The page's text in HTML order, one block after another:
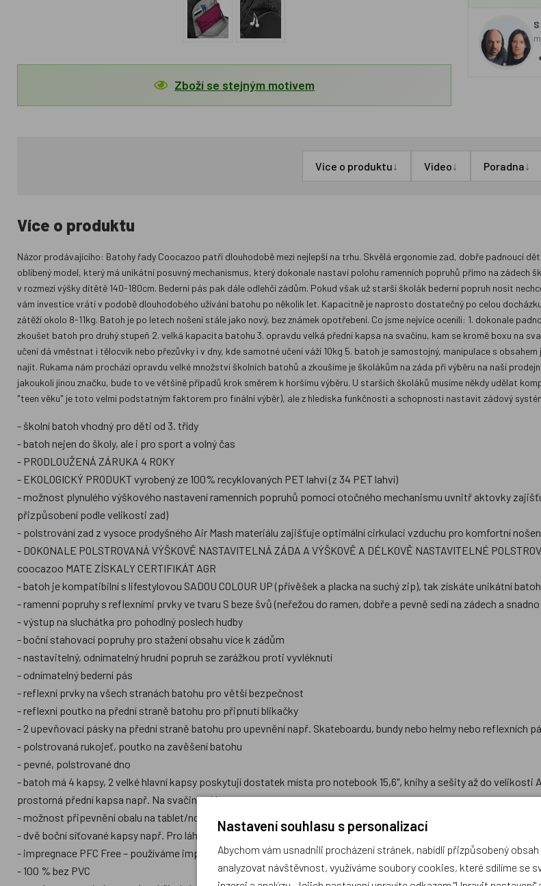
Zboží se stejným motivem
Více o produktu↓ Video↓ Poradna↓
Více o produktu
Názor prodávajícího: Batohy řady Coocazoo patří dlouhodobě mezi nejlepší na trhu. Skvělá ergonomie zad, dobře padnoucí
oblíbený model, který má unikátní posuvný mechanismus, který dokonale nastaví polohu ramenních popruhů přímo na zádech
v rozmezí výšky dítětě 140-180cm. Bederní pás pak dále odlehčí zádům. Pokud však už starší školák bederní popruh nosit
vám investice vrátí v podobě dlouhodobého užívání batohu po několik let. Kapacitně je naprosto dostatečný po celou
zátěží okolo 8-11kg. Batoh je po letech nošení stále jako nový, bez známek opotřebení. Co jsme nejvíce ocenili: 1. dokonale
zkoušet batoh pro druhý stupeň 2. velká kapacita batohu 3. opravdu velká přední kapsa na svačinu, kam se kromě boxu na
učení dá vměstnat i tělocvik nebo přezůvky i v dny, kde samotné učení váží 10kg 5. batoh je samostojný, manipulace s
najít. Rukama nám prochází opravdu velké množství školních batohů a zkoušíme je školákům na záda při výběru na naší
jakoukoli jinou značku, bude to ve většině případů krok směrem k horšímu výběru. U starších školáků musíme někdy udělat
"teen věku" je toto velmi podstatným faktorem pro finální výběr), ale z hlediska funkčnosti a schopnosti nastavit zádový
- školní batoh vhodný pro děti od 3. třídy
- batoh nejen do školy, ale i pro sport a volný čas
- PRODLOUŽENÁ ZÁRUKA 4 ROKY
- EKOLOGICKÝ PRODUKT vyrobený ze 100% recyklovaných PET lahví (z 34 PET lahví)
- možnost plynulého výškového nastavení ramenních popruhů pomocí otočného mechanismu uvnitř aktovky
přizpůsobení podle velikosti zad)
- polstrování zad z vysoce prodyšného Air Mash materiálu zajišťuje optimální cirkulaci vzduchu pro komfortní
- DOKONALE POLSTROVANÁ VÝŠKOVĚ NASTAVITELNÁ ZÁDA A VÝŠKOVĚ A DÉLKOVĚ NASTAVITELNÉ
coocazoo MATE ZÍSKALY CERTIFIKÁT AGR
- batoh je kompatibilní s lifestylovou SADOU COLOUR UP (přívěšek a placka na suchý zip), tak získáte unikátní
- ramenní popruhy s reflexními prvky ve tvaru S beze švů (neřežou do ramen, dobře a pevně sedí na zádech a
- výstup na sluchátka pro pohodlný poslech hudby
- boční stahovací popruhy pro stažení obsahu více k zádům
- nastavitelný, odnímatelný hrudní popruh se zarážkou proti vyvléknutí
- odnímatelný bederní pás
- reflexní prvky na všech stranách batohu pro větší bezpečnost
- reflexní poutko na přední straně batohu pro připnutí blikačky
- 2 upevňovací pásky na přední straně batohu pro upevnění např. Skateboardu, bundy nebo helmy nebo reflexních
- polstrovaná rukojeť, poutko na zavěšení batohu
- pevné, polstrované dno
- batoh má 4 kapsy, 2 velké hlavní kapsy poskytují dostatek místa pro notebook 15,6", knihy a sešity až do velikosti
prostorná přední kapsa např. Na svačinový box
- možnost připevnění obalu na tablet/notebook, který se v závislosti na velikosti modelu batohu připevní na
- dvě boční síťované kapsy např. Pro láhev na pití
- impregnace PFC Free – používáme impregnaci bez škodlivých PFC chemikálií, impregnace je šetrná vyrobená na
- 100 % bez PVC
Nastavení souhlasu s personalizací
Abychom vám usnadnili procházení stránek, nabídli přizpůsobený
analyzovat návštěvnost, využíváme soubory cookies, které sdílíme se